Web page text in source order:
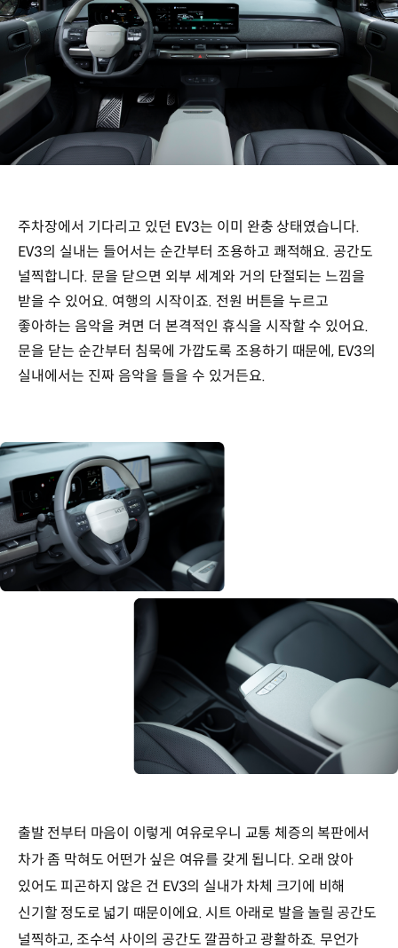
주차장에서 기다리고 있던 EV3는 이미 완충 상태였습니다.
EV3의 실내는 들어서는 순간부터 조용하고 쾌적해요. 공간도
널찍합니다. 문을 닫으면 외부 세계와 거의 단절되는 느낌을
받을 수 있어요. 여행의 시작이죠. 전원 버튼을 누르고
좋아하는 음악을 켜면 더 본격적인 휴식을 시작할 수 있어요.
문을 닫는 순간부터 침묵에 가깝도록 조용하기 때문에, EV3의
실내에서는 진짜 음악을 들을 수 있거든요.
출발 전부터 마음이 이렇게 여유로우니 교통 체증의 복판에서
차가 좀 막혀도 어떤가 싶은 여유를 갖게 됩니다. 오래 앉아
있어도 피곤하지 않은 건 EV3의 실내가 차체 크기에 비해
신기할 정도로 넓기 때문이에요. 시트 아래로 발을 놀릴 공간도
널찍하고, 조수석 사이의 공간도 깔끔하고 광활하죠. 무언가